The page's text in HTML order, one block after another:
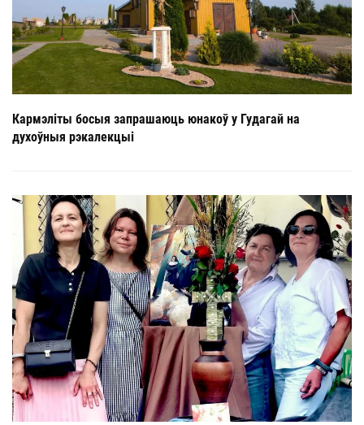
Кармэліты босыя запрашаюць юнакоў у Гудагай на
духоўныя рэкалекцыі